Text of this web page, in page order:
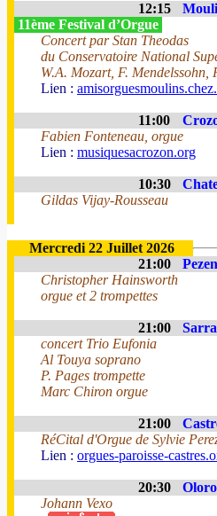
12:15
11ème Festival d’Orgue
Concert par Stan Theodas
du Conservatoire National
W.A. Mozart, F.
Lien :
11:00
Fabien Fonteneau, orgue
Lien : musiquesacrozon.org
10:30
Gildas Vijay-Rousseau
Mercredi 22 Juillet 2026
21:00
Christopher Hainsworth
orgue et 2 trompettes
21:00
concert Trio Eufonia
Al Touya soprano
P. Pages trompette
Marc Chiron orgue
21:00
RéCital d'Orgue de Sylvie
Lien : orgues-paroisse-
20:30
Johann Vexo